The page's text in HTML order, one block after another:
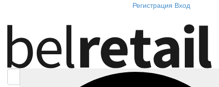
Регистрация Вход